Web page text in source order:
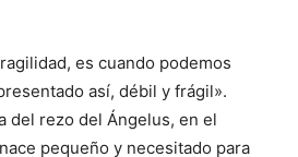
es cuando podemos
así, débil y frágil».
del rezo del Ángelus, en el
pequeño y necesitado para